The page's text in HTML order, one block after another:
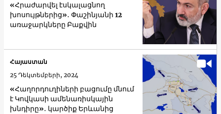
«Հրաժարվել էսկալացնող
խոսույթներից»․ Փաշինյանի 12
առաջարկները Բաքվին
«Հաղորդուղիների բացումը մնում
է Կովկասի ամենառիսկային
խնդիրը»․ կարծիք Երևանից
Հայաստան
25 Դեկտեմբերի, 2024